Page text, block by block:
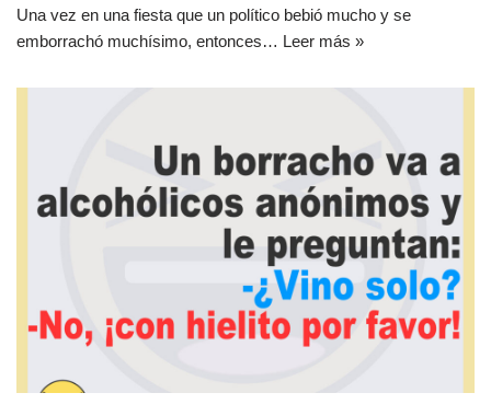
Una vez en una fiesta que un político bebió mucho y se
emborrachó muchísimo, entonces… Leer más »